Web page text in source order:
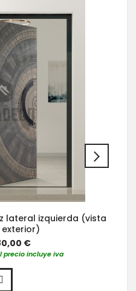
lateral izquierda (vista
€
precio incluye iva